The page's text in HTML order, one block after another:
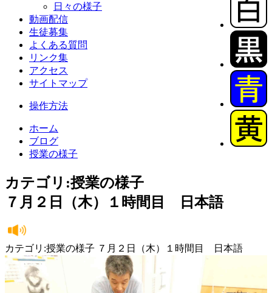
日々の様子
動画配信
生徒募集
よくある質問
リンク集
アクセス
サイトマップ
操作方法
ホーム
ブログ
授業の様子
カテゴリ:授業の様子
７月２日（木）１時間目 日本語
カテゴリ:授業の様子 ７月２日（木）１時間目 日本語